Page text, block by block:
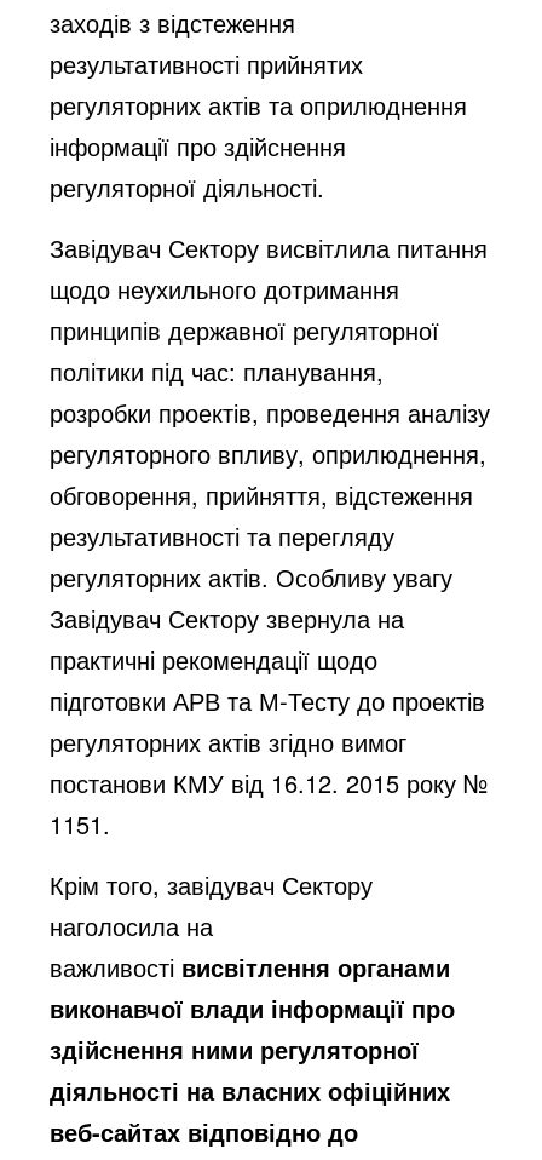
заходів з відстеження
результативності прийнятих
регуляторних актів та оприлюднення
інформації про здійснення
регуляторної діяльності.
Завідувач Сектору висвітлила питання
щодо неухильного дотримання
принципів державної регуляторної
політики під час: планування,
розробки проектів, проведення аналізу
регуляторного впливу, оприлюднення,
обговорення, прийняття, відстеження
результативності та перегляду
регуляторних актів. Особливу увагу
Завідувач Сектору звернула на
практичні рекомендації щодо
підготовки АРВ та М-Тесту до проектів
регуляторних актів згідно вимог
постанови КМУ від 16.12. 2015 року №
1151.
Крім того, завідувач Сектору
наголосила на
важливості висвітлення органами
виконавчої влади інформації про
здійснення ними регуляторної
діяльності на власних офіційних
веб-сайтах відповідно до